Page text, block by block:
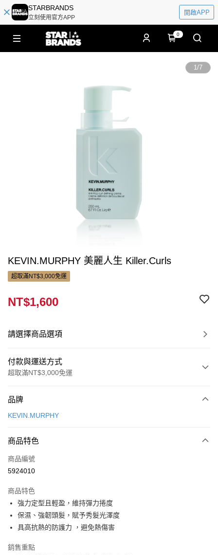
STARBRANDS
立刻使用官方APP
開啟APP
0
1/7
KEVIN.MURPHY 美麗人生 Killer.Curls
超取滿NT$3,000免運
NT$1,600
請選擇商品選項
付款與運送方式
超取滿NT$3,000免運
信用卡一次付款
Apple Pay
街口支付
Google Pay
AFTEE先享後付
相關說明
AFTEE先享後付是「在收到商品之後才付款」的支付方式。 讓您購物簡單
運送方式
品牌
KEVIN.MURPHY
商品特色
商品編號
5924010
商品特色
強力定型且輕盈，維持彈力捲度
保濕、強韌頭髮，賦予秀髮光澤度
具高抗熱的防護力 ，避免熱傷害
銷售重點